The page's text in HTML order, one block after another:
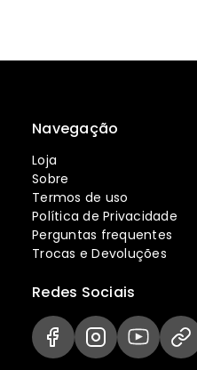
Navegação
Loja
Sobre
Termos de uso
Política de Privacidade
Perguntas frequentes
Trocas e Devoluções
Redes Sociais